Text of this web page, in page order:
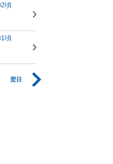
頃
頃
翌日